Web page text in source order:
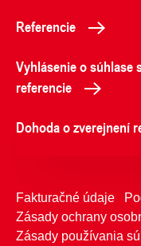
Referencie
Vyhlásenie o súhlase
referencie
Dohoda o zverejnení
Fakturačné údaje
Zásady ochrany
Zásady používania